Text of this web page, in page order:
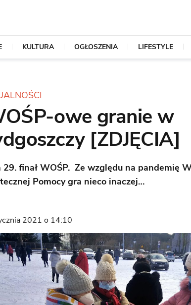
KULTURA OGŁOSZENIA LIFESTYLE
owe granie w
[ZDJĘCIA]
29. finał WOŚP. Ze względu na pandemię
Pomocy gra nieco inaczej…
2021 o 14:10